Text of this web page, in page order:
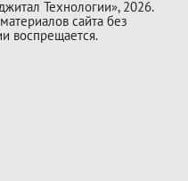
Технологии», 2026.
сайта без
воспрещается.